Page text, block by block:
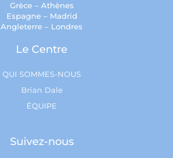
Grèce – Athènes
Espagne – Madrid
Angleterre – Londres
Le Centre
QUI SOMMES-NOUS
Brian Dale
ÉQUIPE
Suivez-nous